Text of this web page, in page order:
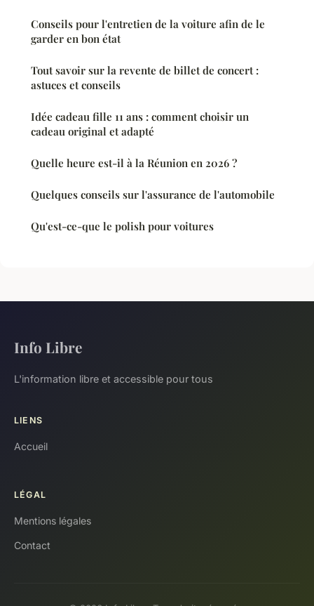
Conseils pour l'entretien de la voiture afin de le
garder en bon état
Tout savoir sur la revente de billet de concert :
astuces et conseils
Idée cadeau fille 11 ans : comment choisir un
cadeau original et adapté
Quelle heure est-il à la Réunion en 2026 ?
Quelques conseils sur l'assurance de l'automobile
Qu'est-ce-que le polish pour voitures
Info Libre
L'information libre et accessible pour tous
LIENS
Accueil
LÉGAL
Mentions légales
Contact